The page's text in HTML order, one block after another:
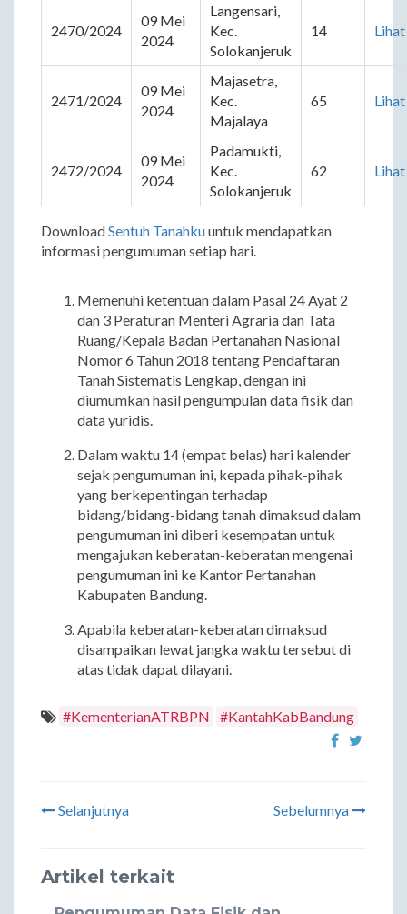
2470/2024
09 Mei
2024
Langensari,
Kec.
Solokanjeruk
14 Lihat
2471/2024
09 Mei
2024
Majasetra,
Kec.
Majalaya
65 Lihat
2472/2024
09 Mei
2024
Padamukti,
Kec.
Solokanjeruk
62 Lihat
DownloadSentuh Tanahkuuntuk mendapatkan
informasi pengumuman setiap hari.
Memenuhi ketentuan dalam Pasal 24 Ayat 2
dan 3 Peraturan Menteri Agraria dan Tata
Ruang/Kepala Badan Pertanahan Nasional
Nomor 6 Tahun 2018 tentang Pendaftaran
Tanah Sistematis Lengkap, dengan ini
diumumkan hasil pengumpulan data fisik dan
data yuridis.
Dalam waktu 14 (empat belas) hari kalender
sejak pengumuman ini, kepada pihak-pihak
yang berkepentingan terhadap
bidang/bidang-bidang tanah dimaksud dalam
pengumuman ini diberi kesempatan untuk
mengajukan keberatan-keberatan mengenai
pengumuman ini ke Kantor Pertanahan
Kabupaten Bandung.
Apabila keberatan-keberatan dimaksud
disampaikan lewat jangka waktu tersebut di
atas tidak dapat dilayani.
#KementerianATRBPN #KantahKabBandung
Selanjutnya Sebelumnya
Artikel terkait